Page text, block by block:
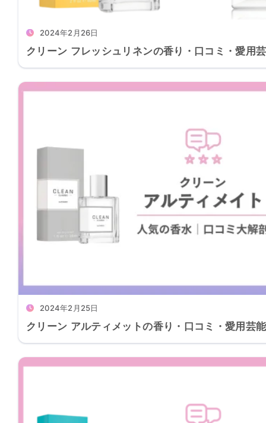
2024年2月26日
クリーン フレッシュリネンの香り・口コミ・愛用
2024年2月25日
クリーン アルティメットの香り・口コミ・愛用芸